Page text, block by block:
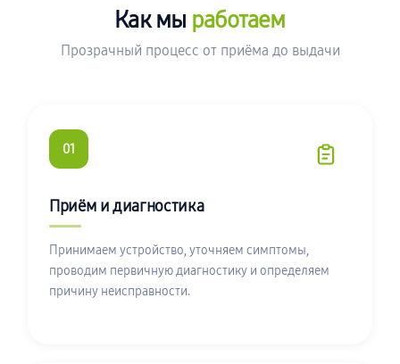
Как мы работаем
Прозрачный процесс от приёма до выдачи
01
Приём и диагностика
Принимаем устройство, уточняем симптомы,
проводим первичную диагностику и определяем
причину неисправности.